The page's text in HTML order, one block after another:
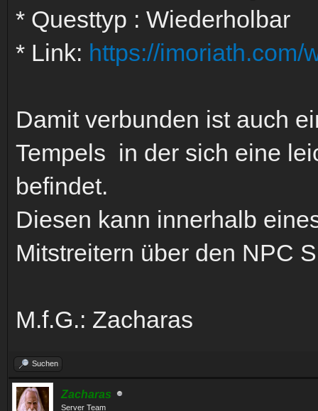
* Questtyp : Wiederholbar
* Link: https://imoriath.com/
Damit verbunden ist auch
Tempels in der sich eine
befindet.
Diesen kann innerhalb
Mitstreitern über den NPC
M.f.G.: Zacharas
Suchen
Zacharas
Server Team